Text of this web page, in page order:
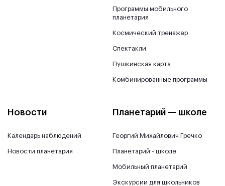
Программы мобильного
планетария
Космический тренажер
Спектакли
Пушкинская карта
Комбинированные программы
Новости
Календарь наблюдений
Новости планетария
Планетарий — школе
Георгий Михайлович Гречко
Планетарий - школе
Мобильный планетарий
Экскурсии для школьников